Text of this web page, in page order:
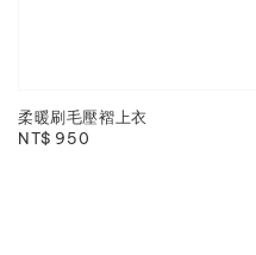
柔暖刷毛壓褶上衣
Regular
NT$ 950